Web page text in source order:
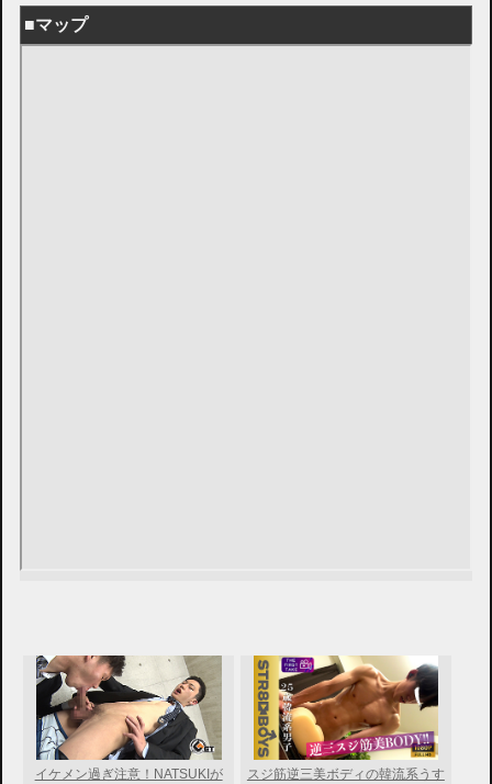
■マップ
イケメン過ぎ注意！NATSUKIが
スジ筋逆三美ボディの韓流系うす